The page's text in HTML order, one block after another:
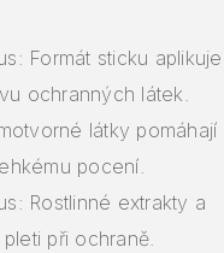
Formát sticku aplikuje
ochranných látek.
látky pomáhají
pocení.
Rostlinné extrakty a
při ochraně.